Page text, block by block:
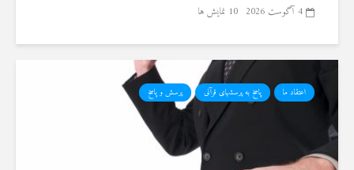
4 آگوست 2026 10 نمایش ها
اعتقاد ما پاسخ به پرسشهای قرآنی پرسش و پاسخ